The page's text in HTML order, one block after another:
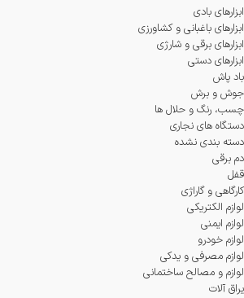
دستگاه های تخریب
دستگاه های سوراخکاری
دستگاه ویبراتور بتن
دمنده و مکنده
شستشو و نظافت
شیار کن
هویه برقی
ابزارهای بادی
ابزارهای باغبانی و کشاورزی
ابزارهای برقی و شارژی
ابزارهای دستی
باد پاش
جوش و برش
چسب، رنگ و حلال ها
دستگاه های نجاری
دسته بندی نشده
دم برقی
قفل
کارگاهی و گاراژی
لوازم الکتریکی
لوازم ایمنی
لوازم خودرو
لوازم مصرفی و یدکی
لوازم و مصالح ساختمانی
یراق آلات